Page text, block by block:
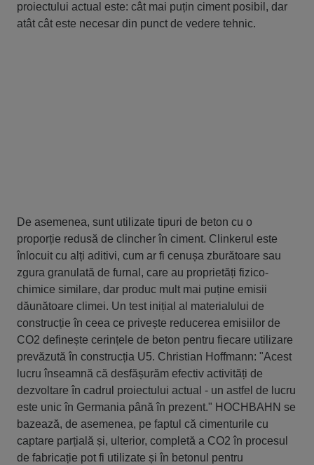
proiectului actual este: cât mai puțin ciment posibil, dar
atât cât este necesar din punct de vedere tehnic.
De asemenea, sunt utilizate tipuri de beton cu o
proporție redusă de clincher în ciment. Clinkerul este
înlocuit cu alți aditivi, cum ar fi cenușa zburătoare sau
zgura granulată de furnal, care au proprietăți fizico-
chimice similare, dar produc mult mai puține emisii
dăunătoare climei. Un test inițial al materialului de
construcție în ceea ce privește reducerea emisiilor de
CO2 definește cerințele de beton pentru fiecare utilizare
prevăzută în construcția U5. Christian Hoffmann: "Acest
lucru înseamnă că desfășurăm efectiv activități de
dezvoltare în cadrul proiectului actual - un astfel de lucru
este unic în Germania până în prezent." HOCHBAHN se
bazează, de asemenea, pe faptul că cimenturile cu
captare parțială și, ulterior, completă a CO2 în procesul
de fabricație pot fi utilizate și în betonul pentru